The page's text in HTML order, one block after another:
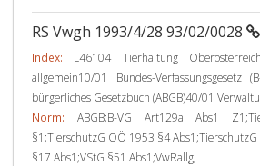
RS Vwgh 1993/4/28 93/02/0028
Index: L46104 Tierhaltung
allgemein10/01 Bundes-Verfassungsgesetz
bürgerliches Gesetzbuch (ABGB)40/01
Norm: ABGB;B-VG Art129a Abs1
§1;TierschutzG OÖ 1953 §4
§17 Abs1;VStG §51 Abs1;VwRallg;